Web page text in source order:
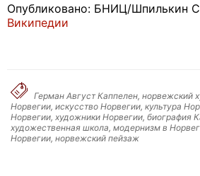
Опубликовано: БНИЦ/Шпилькин
Википедии
Герман Август Каппелен, норвежский
Норвегии, искусство Норвегии, культура
Норвегии, художники Норвегии, биография
художественная школа, модернизм в
Норвегии, норвежский пейзаж